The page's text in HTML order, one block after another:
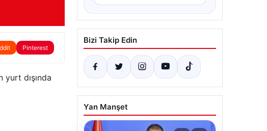
Pinterest
dışında
Bizi Takip Edin
Yan Manşet